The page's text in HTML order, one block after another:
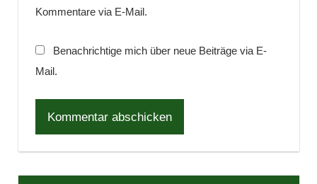
Kommentare via E-Mail.
Benachrichtige mich über neue Beiträge via E-
Mail.